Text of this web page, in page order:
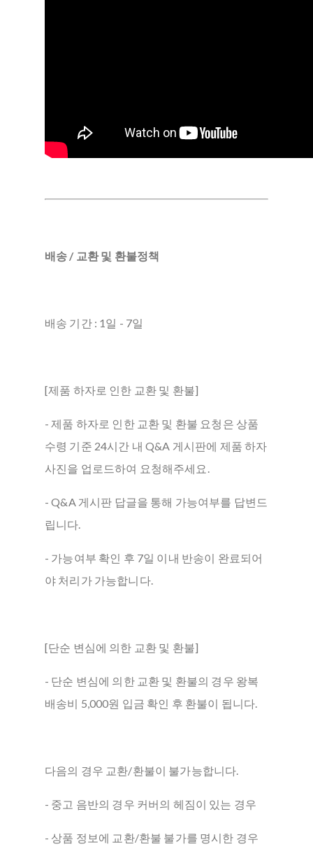
배송 / 교환 및 환불정책
배송 기간 : 1일 - 7일
[제품 하자로 인한 교환 및 환불]
- 제품 하자로 인한 교환 및 환불 요청은 상품
수령 기준 24시간 내 Q&A 게시판에 제품 하자
사진을 업로드하여 요청해주세요.
- Q&A 게시판 답글을 통해 가능여부를 답변드
립니다.
- 가능여부 확인 후 7일 이내 반송이 완료되어
야 처리가 가능합니다.
[단순 변심에 의한 교환 및 환불]
- 단순 변심에 의한 교환 및 환불의 경우 왕복
배송비 5,000원 입금 확인 후 환불이 됩니다.
다음의 경우 교환/환불이 불가능합니다.
- 중고 음반의 경우 커버의 헤짐이 있는 경우
- 상품 정보에 교환/환불 불가를 명시한 경우